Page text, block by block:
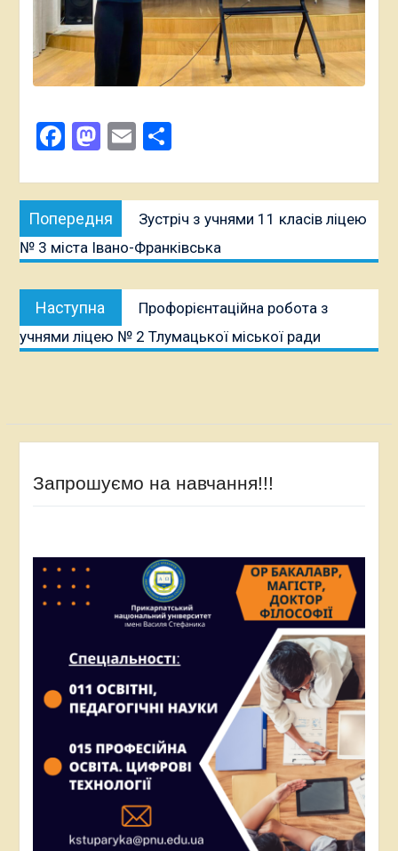
Facebook
Mastodon
EmailПоділитися
Навігація
публікація:
учнями ліцею № 2 Тлумацької міської ради
Запрошуємо на навчання!!!